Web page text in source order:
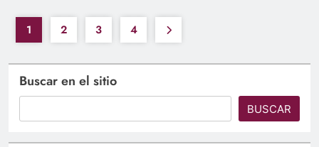
1 2 3 4
Buscar en el sitio
BUSCAR